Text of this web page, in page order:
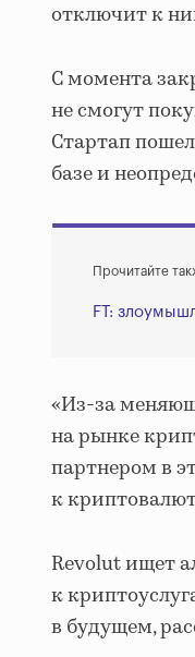
отключит к
С момента
не смогут
Стартап
базе и
Прочитайте
FT:
«Из-за
на рынке
партнером в
к
Revolut ищет
к
в будущем,